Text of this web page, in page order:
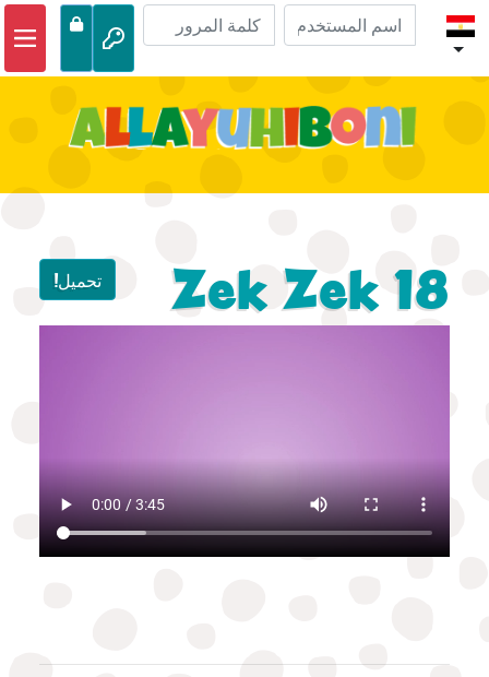
مغامرات الكتاب المقدس
أنشطة
Zek Zek 18 تحميل!